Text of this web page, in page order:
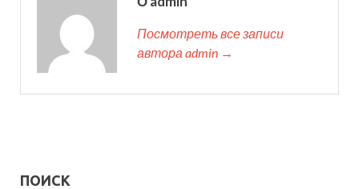
Посмотреть все записи
автора admin →
ПОИСК